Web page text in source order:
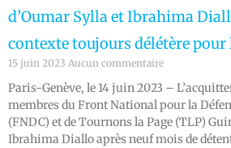
d’Oumar Sylla et Ibrahima
contexte toujours délétère pour
15 juin 2023 Aucun commentaire
Paris-Genève, le 14 juin 2023 –
membres du Front National pour la
(FNDC) et de Tournons la Page (TLP)
Ibrahima Diallo après neuf mois de